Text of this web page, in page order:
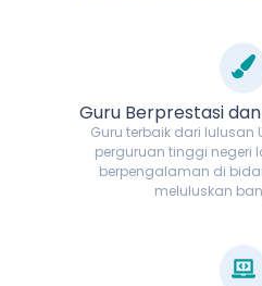
Guru Berprestasi
Guru terbaik dari lulusan
perguruan tinggi negeri
berpengalaman di
meluluskan